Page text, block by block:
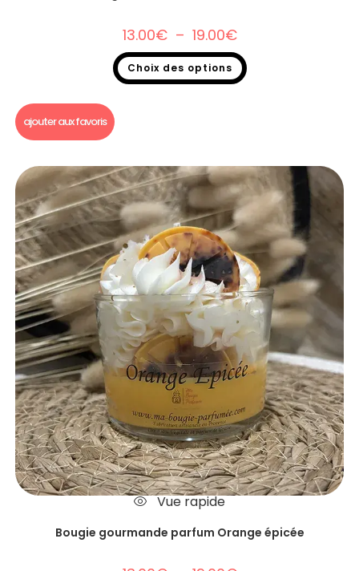
13.00€ – 19.00€
Choix des options
ajouter aux favoris
Vue rapide
Bougie gourmande parfum Orange épicée